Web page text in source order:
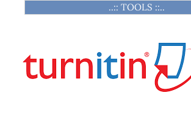
..:: TOOLS ::..